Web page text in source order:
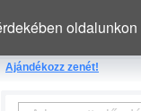
Ajándékozz zenét!